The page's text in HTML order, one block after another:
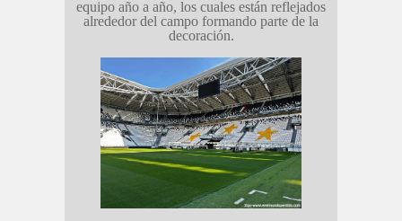
equipo año a año, los cuales están reflejados
alrededor del campo formando parte de la
decoración.